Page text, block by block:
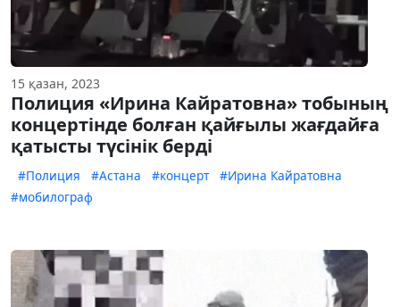
15 қазан, 2023
Полиция «Ирина Кайратовна» тобының
концертінде болған қайғылы жағдайға
қатысты түсінік берді
#Полиция #Астана #концерт
#Ирина Кайратовна
#мобилограф